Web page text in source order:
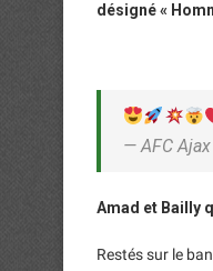
désigné «
— AFC
Amad et Bailly
Restés sur le